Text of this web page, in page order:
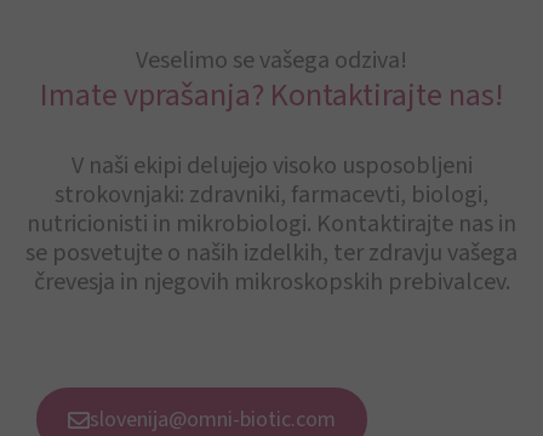
Veselimo se vašega odziva!
Imate vprašanja? Kontaktirajte nas!
V naši ekipi delujejo visoko usposobljeni
strokovnjaki: zdravniki, farmacevti, biologi,
nutricionisti in mikrobiologi. Kontaktirajte nas in
se posvetujte o naših izdelkih, ter zdravju vašega
črevesja in njegovih mikroskopskih prebivalcev.
slovenija@omni-biotic.com